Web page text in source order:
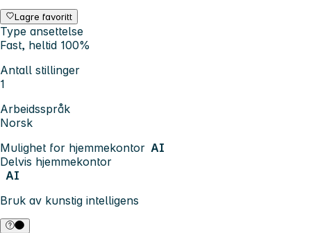
Lagre favoritt
Type ansettelse
Fast, heltid 100%
Antall stillinger
1
Arbeidsspråk
Norsk
Mulighet for hjemmekontor AI
Delvis hjemmekontor
AI
Bruk av kunstig intelligens